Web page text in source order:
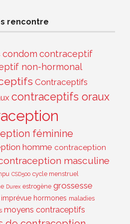
rencontre
condom contraceptif
non-hormonal
Contraceptifs
contraceptifs oraux
féminine
homme contraception
masculine
CSD500 cycle menstruel
Durex estrogène grossesse
hormones maladies
moyens contraceptifs